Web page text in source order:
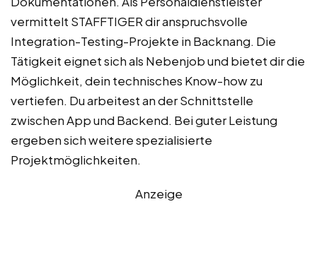
vermittelt STAFFTIGER dir anspruchsvolle
Integration-Testing-Projekte in Backnang. Die
Tätigkeit eignet sich als Nebenjob und bietet dir die
Möglichkeit, dein technisches Know-how zu
vertiefen. Du arbeitest an der Schnittstelle
zwischen App und Backend. Bei guter Leistung
ergeben sich weitere spezialisierte
Projektmöglichkeiten.
Anzeige